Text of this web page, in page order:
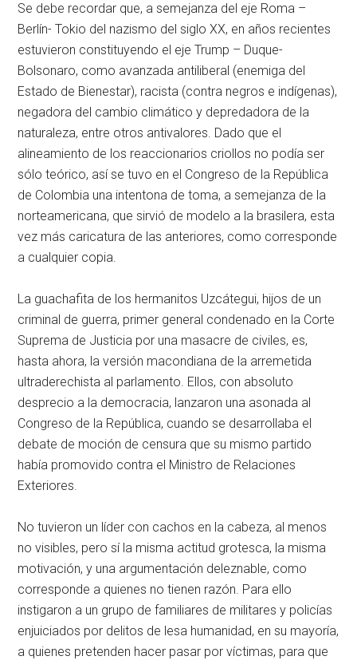
Se debe recordar que, a semejanza del eje Roma –
Berlín- Tokio del nazismo del siglo XX, en años recientes
estuvieron constituyendo el eje Trump – Duque-
Bolsonaro, como avanzada antiliberal (enemiga del
Estado de Bienestar), racista (contra negros e indígenas),
negadora del cambio climático y depredadora de la
naturaleza, entre otros antivalores. Dado que el
alineamiento de los reaccionarios criollos no podía ser
sólo teórico, así se tuvo en el Congreso de la República
de Colombia una intentona de toma, a semejanza de la
norteamericana, que sirvió de modelo a la brasilera, esta
vez más caricatura de las anteriores, como corresponde
a cualquier copia.
La guachafita de los hermanitos Uzcátegui, hijos de un
criminal de guerra, primer general condenado en la Corte
Suprema de Justicia por una masacre de civiles, es,
hasta ahora, la versión macondiana de la arremetida
ultraderechista al parlamento. Ellos, con absoluto
desprecio a la democracia, lanzaron una asonada al
Congreso de la República, cuando se desarrollaba el
debate de moción de censura que su mismo partido
había promovido contra el Ministro de Relaciones
Exteriores.
No tuvieron un líder con cachos en la cabeza, al menos
no visibles, pero sí la misma actitud grotesca, la misma
motivación, y una argumentación deleznable, como
corresponde a quienes no tienen razón. Para ello
instigaron a un grupo de familiares de militares y policías
enjuiciados por delitos de lesa humanidad, en su mayoría,
a quienes pretenden hacer pasar por víctimas, para que